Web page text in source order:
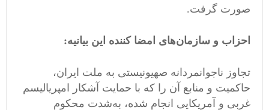
صورت گرفت.
احزاب و سازمان‌های امضا کننده این بیانیه:
تجاوز ناجوانمردانه صهیونیستی به ملت ایران،
حاکمیت و منابع آن را که با حمایت آشکار امپریالیسم
غربی و آمریکایی انجام شده، به‌شدت محکوم